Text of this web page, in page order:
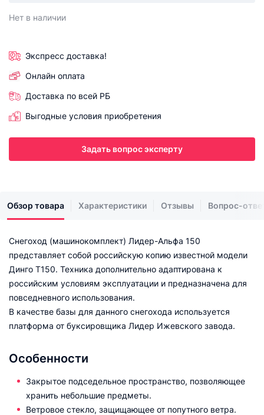
Нет в наличии
Экспресс доставка!
Онлайн оплата
Доставка по всей РБ
Выгодные условия приобретения
Задать вопрос эксперту
Обзор товара Характеристики Отзывы Вопрос-
Снегоход (машинокомплект) Лидер-Альфа 150
представляет собой российскую копию известной модели
Динго Т150. Техника дополнительно адаптирована к
российским условиям эксплуатации и предназначена для
повседневного использования.
В качестве базы для данного снегохода используется
платформа от буксировщика Лидер Ижевского завода.
Особенности
Закрытое подседельное пространство, позволяющее
хранить небольшие предметы.
Ветровое стекло, защищающее от попутного ветра.